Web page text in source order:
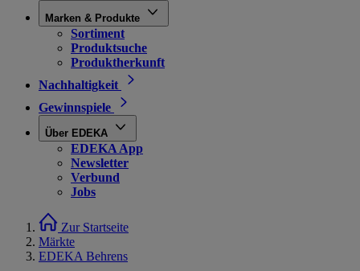
Marken & Produkte
Sortiment
Produktsuche
Produktherkunft
Nachhaltigkeit
Gewinnspiele
Über EDEKA
EDEKA App
Newsletter
Verbund
Jobs
Zur Startseite
Märkte
EDEKA Behrens